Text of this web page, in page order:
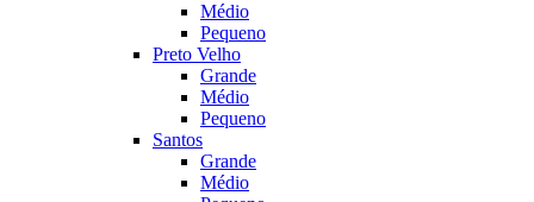
Médio
Pequeno
Preto Velho
Grande
Médio
Pequeno
Santos
Grande
Médio